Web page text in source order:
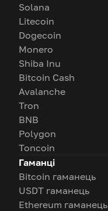
Solana
Litecoin
Dogecoin
Monero
Shiba Inu
Bitcoin Cash
Avalanche
Tron
BNB
Polygon
Toncoin
Гаманці
Bitcoin гаманець
USDT гаманець
Ethereum гаманець